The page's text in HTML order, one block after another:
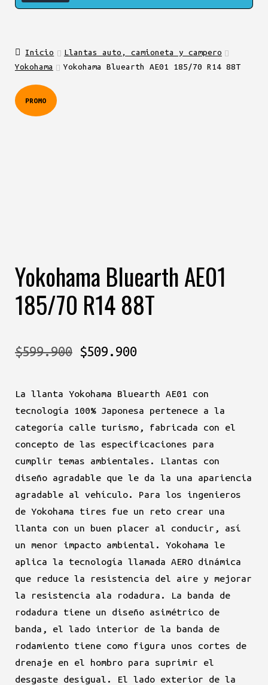
Inicio
Llantas auto, camioneta y campero
Yokohama
Yokohama Bluearth AE01 185/70 R14 88T
PROMO
Yokohama Bluearth AE01
185/70 R14 88T
$599.900 El
original
era:
$599.900.
$509.900El
actual
es:
$509.900.
La llanta Yokohama Bluearth AE01 con
tecnología 100% Japonesa pertenece a la
categoría calle turismo, fabricada con el
concepto de las especificaciones para
cumplir temas ambientales. Llantas con
diseño agradable que le da la una apariencia
agradable al vehículo. Para los ingenieros
de Yokohama tires fue un reto crear una
llanta con un buen placer al conducir, así
un menor impacto ambiental. Yokohama le
aplica la tecnología llamada AERO dinámica
que reduce la resistencia del aire y mejorar
la resistencia ala rodadura. La banda de
rodadura tiene un diseño asimétrico de
banda, el lado interior de la banda de
rodamiento tiene como figura unos cortes de
drenaje en el hombro para suprimir el
desgaste desigual. El lado exterior de la